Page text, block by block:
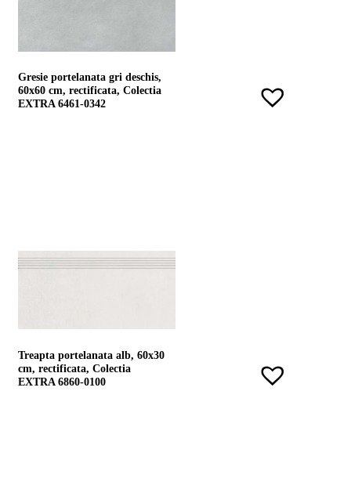
Gresie portelanata gri deschis,
60x60 cm, rectificata, Colectia
EXTRA 6461-0342
Treapta portelanata alb, 60x30
cm, rectificata, Colectia
EXTRA 6860-0100